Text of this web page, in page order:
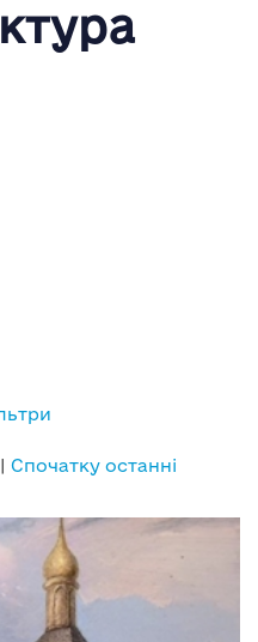
| Спочатку останні